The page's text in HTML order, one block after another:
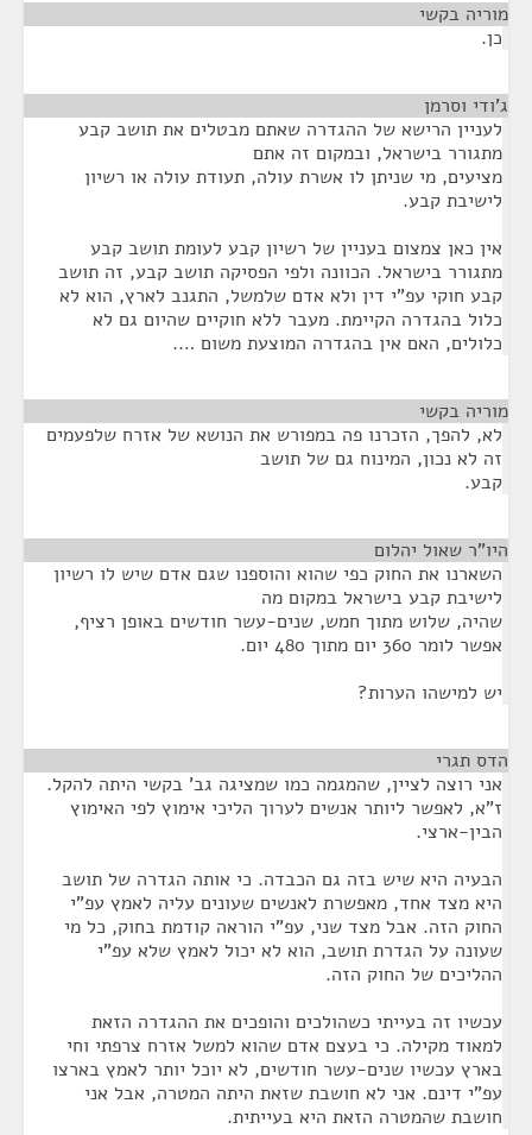
מוריה בקשי
כן.
ג'ודי וסרמן
לעניין הרישא של ההגדרה שאתם מבטלים את תושב קבע
מתגורר בישראל, ובמקום זה אתם
מציעים, מי שניתן לו אשרת עולה, תעודת עולה או רשיון
לישיבת קבע.
אין כאן צמצום בעניין של רשיון קבע לעומת תושב קבע
מתגורר בישראל. הכוונה ולפי הפסיקה תושב קבע, זה תושב
קבע חוקי עפ"י דין ולא אדם שלמשל, התגנב לארץ, הוא לא
כלול בהגדרה הקיימת. מעבר ללא חוקיים שהיום גם לא
כלולים, האם אין בהגדרה המוצעת משום ….
מוריה בקשי
לא, להפך, הזכרנו פה במפורש את הנושא של אזרח שלפעמים
זה לא נכון, המינוח גם של תושב
קבע.
היו"ר שאול יהלום
השארנו את החוק כפי שהוא והוספנו שגם אדם שיש לו רשיון
לישיבת קבע בישראל במקום מה
שהיה, שלוש מתוך חמש, שנים-עשר חודשים באופן רציף,
אפשר לומר 360 יום מתוך 480 יום.
יש למישהו הערות?
הדס תגרי
אני רוצה לציין, שהמגמה כמו שמציגה גב' בקשי היתה להקל.
ז"א, לאפשר ליותר אנשים לערוך הליכי אימוץ לפי האימוץ
הבין-ארצי.
הבעיה היא שיש בזה גם הכבדה. כי אותה הגדרה של תושב
היא מצד אחד, מאפשרת לאנשים שעונים עליה לאמץ עפ"י
החוק הזה. אבל מצד שני, עפ"י הוראה קודמת בחוק, כל מי
שעונה על הגדרת תושב, הוא לא יכול לאמץ שלא עפ"י
ההליכים של החוק הזה.
עכשיו זה בעייתי כשהולכים והופכים את ההגדרה הזאת
למאוד מקילה. כי בעצם אדם שהוא למשל אזרח צרפתי וחי
בארץ עכשיו שנים-עשר חודשים, לא יוכל יותר לאמץ בארצו
עפ"י דינם. אני לא חושבת שזאת היתה המטרה, אבל אני
חושבת שהמטרה הזאת היא בעייתית.